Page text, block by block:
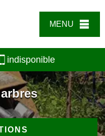
MENU
indisponible